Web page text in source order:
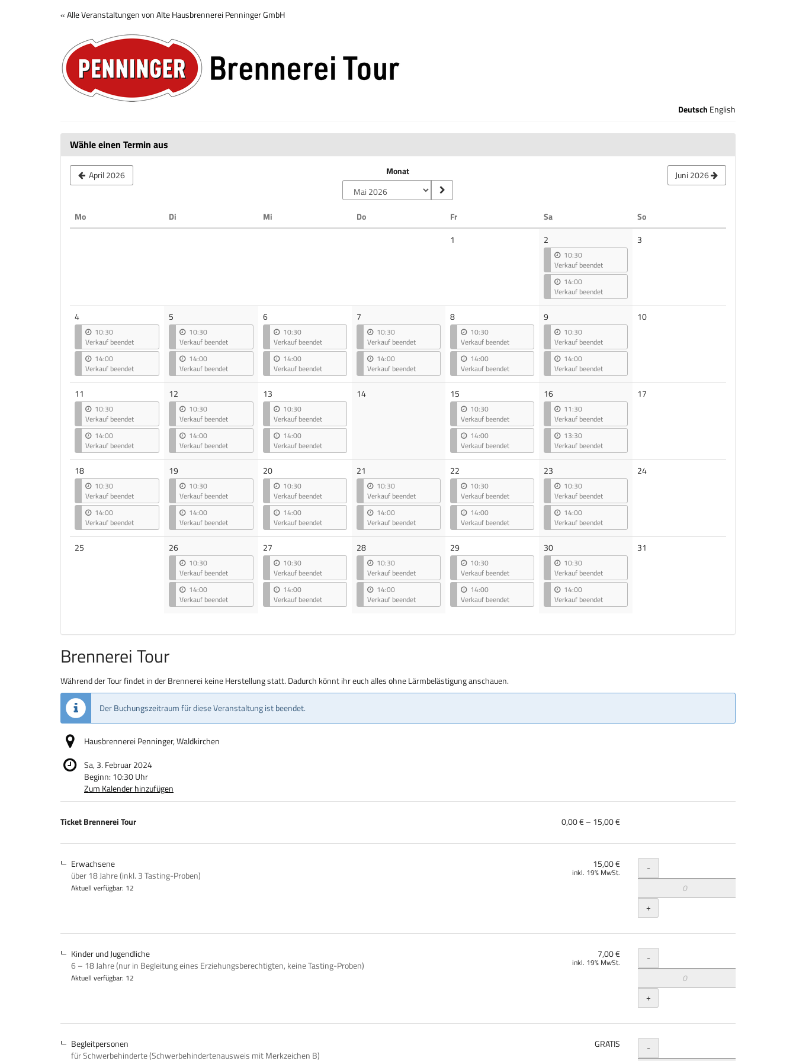
« Alle Veranstaltungen von Alte Hausbrennerei Penninger GmbH
Brennerei
Tour
Deutsch English
Wähle einen Termin aus
April 2026 Monat Juni 2026
MoMontag Di Mi DoDonnerstag FrFreitag SaSamstag SoSonntag
1
2
10:30
Verkauf beendet
14:00
Verkauf beendet
3
4
10:30
Verkauf beendet
14:00
Verkauf beendet
5
10:30
Verkauf beendet
14:00
Verkauf beendet
6
10:30
Verkauf beendet
14:00
Verkauf beendet
7
10:30
Verkauf beendet
14:00
Verkauf beendet
8
10:30
Verkauf beendet
14:00
Verkauf beendet
9
10:30
Verkauf beendet
14:00
Verkauf beendet
10Keine
11
10:30
Verkauf beendet
14:00
Verkauf beendet
12
10:30
Verkauf beendet
14:00
Verkauf beendet
13
10:30
Verkauf beendet
14:00
Verkauf beendet
14Keine
15
10:30
Verkauf beendet
14:00
Verkauf beendet
16
11:30
Verkauf beendet
13:30
Verkauf beendet
17
18
10:30
Verkauf beendet
14:00
Verkauf beendet
19
10:30
Verkauf beendet
14:00
Verkauf beendet
20
10:30
Verkauf beendet
14:00
Verkauf beendet
21
10:30
Verkauf beendet
14:00
Verkauf beendet
22
10:30
Verkauf beendet
14:00
Verkauf beendet
23
10:30
Verkauf beendet
14:00
Verkauf beendet
24Keine
25 26
10:30
Verkauf beendet
14:00
Verkauf beendet
27
10:30
Verkauf beendet
14:00
Verkauf beendet
28
10:30
Verkauf beendet
14:00
Verkauf beendet
29
10:30
Verkauf beendet
14:00
Verkauf beendet
30
10:30
Verkauf beendet
14:00
Verkauf beendet
31
Brennerei Tour
Während der Tour findet in der Brennerei keine Herstellung statt. Dadurch könnt ihr euch alles ohne Lärmbelästigung anschauen.
Der Buchungszeitraum für diese Veranstaltung ist beendet.
Hausbrennerei Penninger, Waldkirchen
Sa, 3. Februar 2024
Beginn: 10:30Uhr
Zum Kalender hinzufügen
Produkte
Produkte
Ticket Brennerei Tour
von
bis
0,00 € – 15,00 €
Erwachsene
über 18 Jahre (inkl. 3 Tasting-Proben)
Aktuell verfügbar: 12
15,00 €
inkl. 19% MwSt. Menge
-
+
Kinder und Jugendliche
6 – 18 Jahre (nur in Begleitung eines Erziehungsberechtigten, keine Tasting-Proben)
Aktuell verfügbar: 12
7,00 €
inkl. 19% MwSt. Menge
-
+
Begleitpersonen
für Schwerbehinderte (Schwerbehindertenausweis mit Merkzeichen B)
GRATIS Menge
-